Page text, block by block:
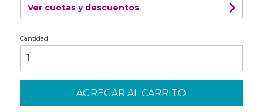
Ver cuotas y descuentos
Cantidad
AGREGAR AL CARRITO